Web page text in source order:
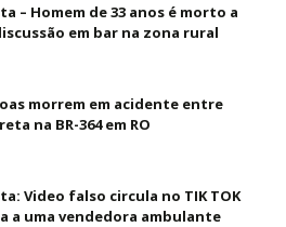
– Homem de 33 anos é morto a
em bar na zona rural
morrem em acidente entre
na BR-364 em RO
Video falso circula no TIK TOK
a uma vendedora ambulante